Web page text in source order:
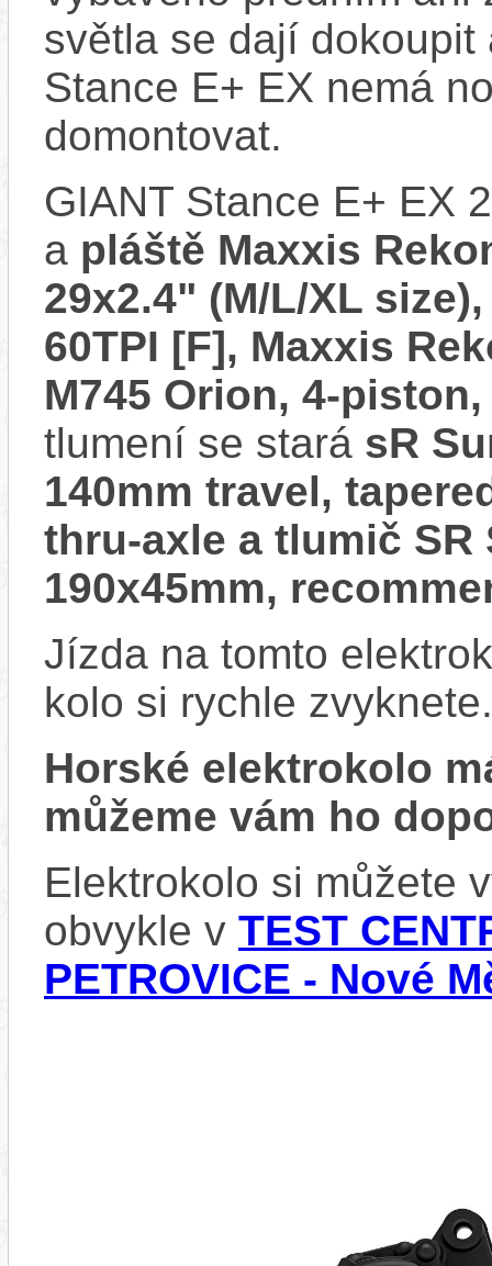
světla se dají dokoupit
Stance E+ EX nemá
domontovat.
GIANT Stance E+ EX
a pláště Maxxis
29x2.4" (M/L/XL
60TPI [F], Maxxis
M745 Orion, 4-
tlumení se stará sR
140mm travel,
thru-axle a tlumič SR
190x45mm,
Jízda na tomto
kolo si rychle zvyknete.
Horské elektrokolo
můžeme vám ho
Elektrokolo si můžete
obvykle v TEST
PETROVICE - Nové